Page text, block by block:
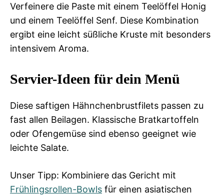
Verfeinere die Paste mit einem Teelöffel Honig
und einem Teelöffel Senf. Diese Kombination
ergibt eine leicht süßliche Kruste mit besonders
intensivem Aroma.
Servier-Ideen für dein Menü
Diese saftigen Hähnchenbrustfilets passen zu
fast allen Beilagen. Klassische Bratkartoffeln
oder Ofengemüse sind ebenso geeignet wie
leichte Salate.
Unser Tipp: Kombiniere das Gericht mit
Frühlingsrollen-Bowls für einen asiatischen